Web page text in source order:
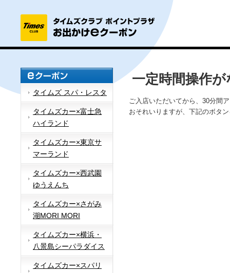
タイムズ スパ・レスタ
タイムズカー×富士急
ハイランド
タイムズカー×東京サ
マーランド
タイムズカー×西武園
ゆうえんち
タイムズカー×さがみ
湖MORI MORI
タイムズカー×横浜・
八景島シーパラダイス
タイムズカー×スパリ
一定時間操作
ご入店いただいてから、30分間
おそれいりますが、下記のボタ